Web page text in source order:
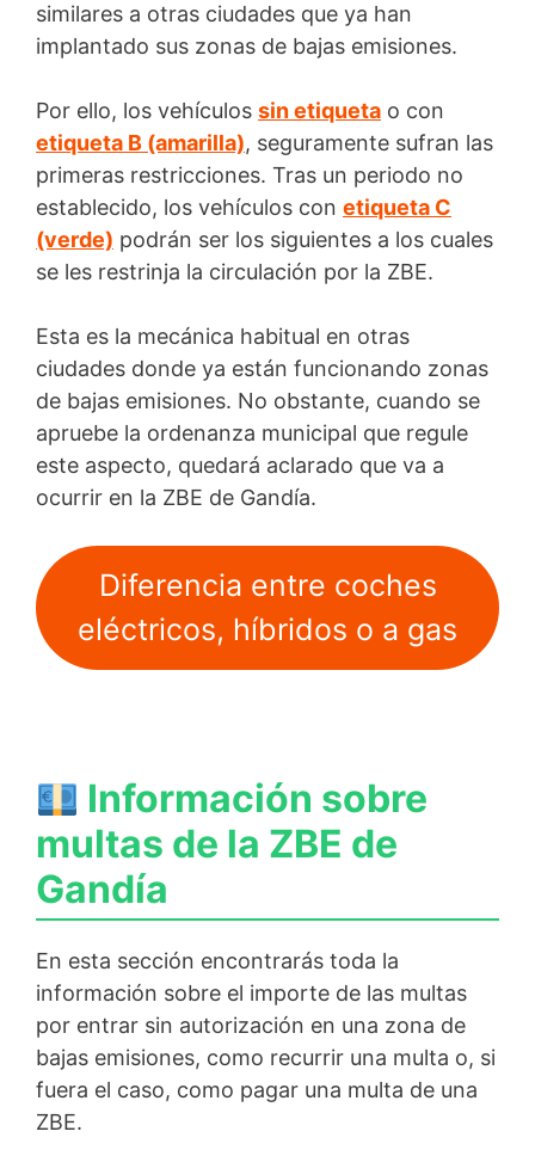
similares a otras ciudades que ya han
implantado sus zonas de bajas emisiones.
Por ello, los vehículos sin etiqueta o con
etiqueta B (amarilla), seguramente sufran las
primeras restricciones. Tras un periodo no
establecido, los vehículos con etiqueta C
(verde) podrán ser los siguientes a los cuales
se les restrinja la circulación por la ZBE.
Esta es la mecánica habitual en otras
ciudades donde ya están funcionando zonas
de bajas emisiones. No obstante, cuando se
apruebe la ordenanza municipal que regule
este aspecto, quedará aclarado que va a
ocurrir en la ZBE de Gandía.
Diferencia entre coches
eléctricos, híbridos o a gas
Información sobre
multas de la ZBE de
Gandía
En esta sección encontrarás toda la
información sobre el importe de las multas
por entrar sin autorización en una zona de
bajas emisiones, como recurrir una multa o, si
fuera el caso, como pagar una multa de una
ZBE.